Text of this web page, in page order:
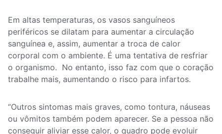
Em altas temperaturas, os vasos sanguíneos
periféricos se dilatam para aumentar a circulação
sanguínea e, assim, aumentar a troca de calor
corporal com o ambiente. É uma tentativa de resfriar
o organismo. No entanto, isso faz com que o coração
trabalhe mais, aumentando o risco para infartos.
“Outros sintomas mais graves, como tontura, náuseas
ou vômitos também podem aparecer. Se a pessoa não
conseguir aliviar esse calor, o quadro pode evoluir